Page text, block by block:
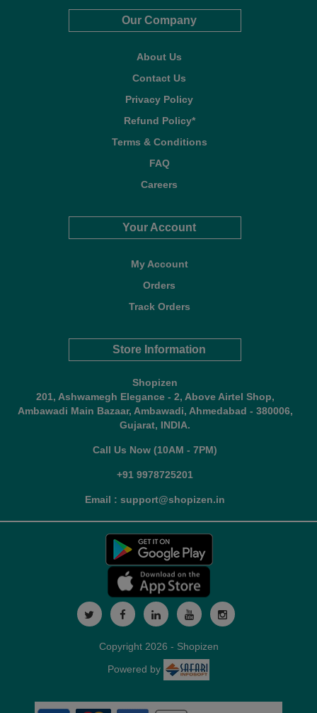
Our Company
About Us
Contact Us
Privacy Policy
Refund Policy*
Terms & Conditions
FAQ
Careers
Your Account
My Account
Orders
Track Orders
Store Information
Shopizen
201, Ashwamegh Elegance - 2, Above Airtel Shop,
Ambawadi Main Bazaar, Ambawadi, Ahmedabad - 380006,
Gujarat, INDIA.
Call Us Now (10AM - 7PM)
+91 9978725201
Email : support@shopizen.in
Copyright 2026 - Shopizen
Powered by